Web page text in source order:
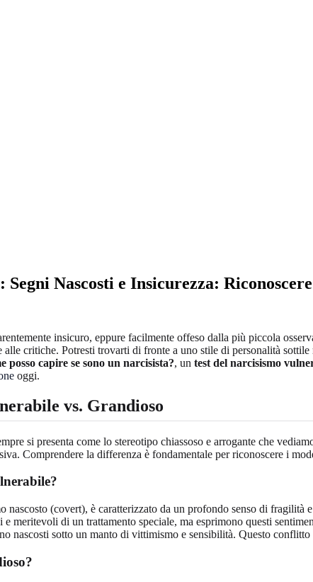
Nascosti e Insicurezza:
insicuro, eppure facilmente offeso dalla più piccola
alle critiche. Potresti trovarti di fronte a uno stile di personalità
posso capire se sono un narcisista?, un test del narcisismo
oggi.
vs. Grandioso
si presenta come lo stereotipo chiassoso e arrogante che
Comprendere la differenza è fondamentale per riconoscere i
nascosto (covert), è caratterizzato da un profondo senso di
e meritevoli di un trattamento speciale, ma esprimono questi
nascosti sotto un manto di vittimismo e sensibilità. Questo